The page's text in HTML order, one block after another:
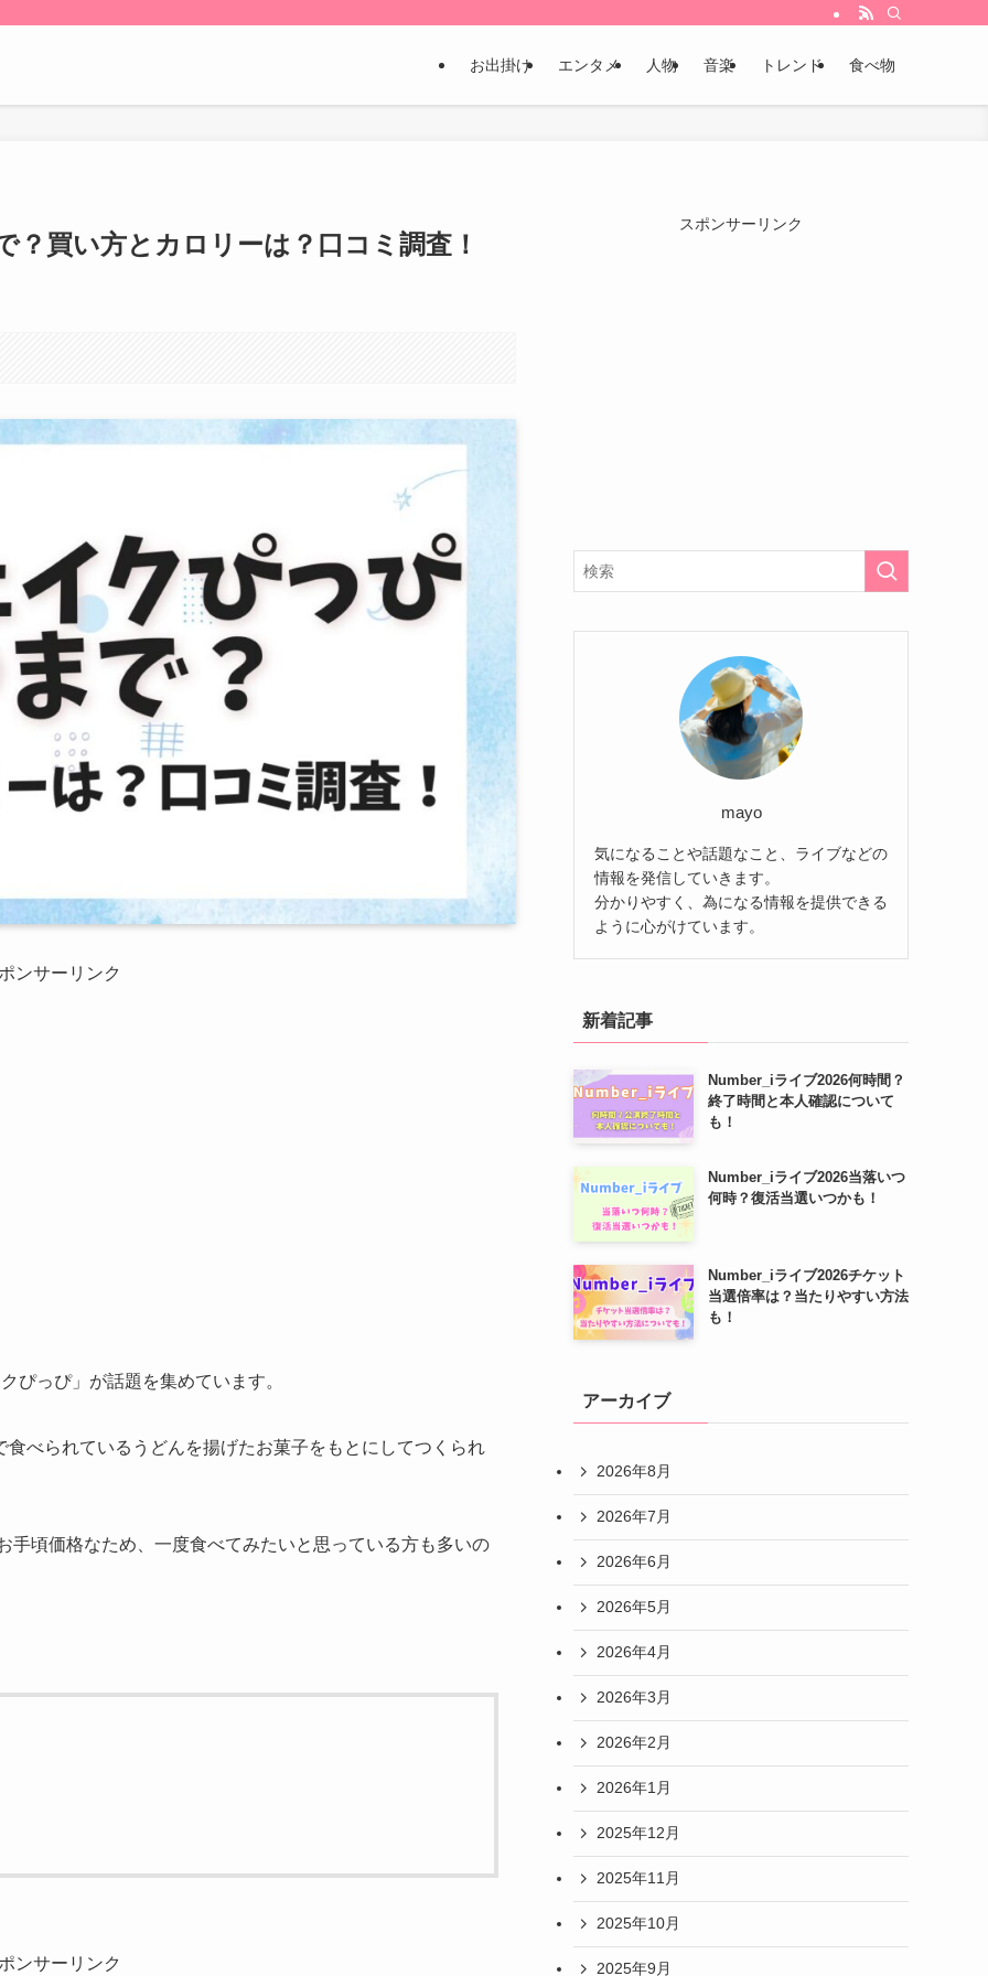
お出掛け エンタメ 人物 音楽 トレンド 食べ物
買い方とカロリーは？口コミ調査！
ンサーリンク
ぴっぴ」が話題を集めています。
べられているうどんを揚げたお菓子をもとにしてつくられ
手頃価格なため、一度食べてみたいと思っている方も多いの
ンサーリンク
スポンサーリンク
mayo
気になることや話題なこと、ライブなどの
情報を発信していきます。
分かりやすく、為になる情報を提供できる
ように心がけています。
新着記事
Number_iライブ2026何時間？
終了時間と本人確認について
も！
Number_iライブ2026当落いつ
何時？復活当選いつかも！
Number_iライブ2026チケット
当選倍率は？当たりやすい方法
も！
アーカイブ
2026年8月
2026年7月
2026年6月
2026年5月
2026年4月
2026年3月
2026年2月
2026年1月
2025年12月
2025年11月
2025年10月
2025年9月